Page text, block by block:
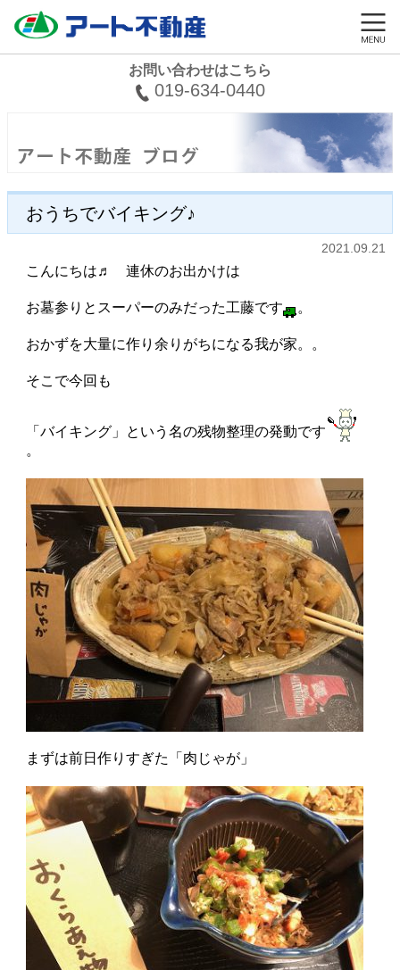
お問い合わせはこちら
019-634-0440
おうちでバイキング♪
2021.09.21
こんにちは♬ 連休のお出かけは
お墓参りとスーパーのみだった工藤です 。
おかずを大量に作り余りがちになる我が家。。
そこで今回も
「バイキング」という名の残物整理の発動です
。
まずは前日作りすぎた「肉じゃが」